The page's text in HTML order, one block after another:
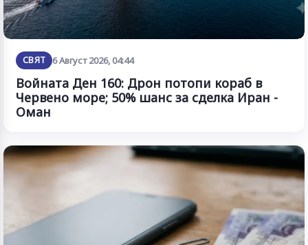
СВЯТ 6 Август 2026, 04:44
Войната Ден 160: Дрон потопи кораб в
Червено море; 50% шанс за сделка Иран -
Оман